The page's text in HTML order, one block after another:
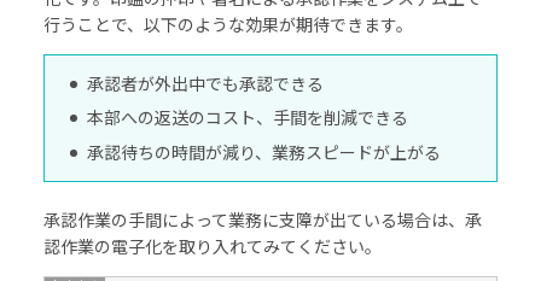
行うことで、以下のような効果が期待できます。
承認者が外出中でも承認できる
本部への返送のコスト、手間を削減できる
承認待ちの時間が減り、業務スピードが上がる
承認作業の手間によって業務に支障が出ている場合は、承
認作業の電子化を取り入れてみてください。